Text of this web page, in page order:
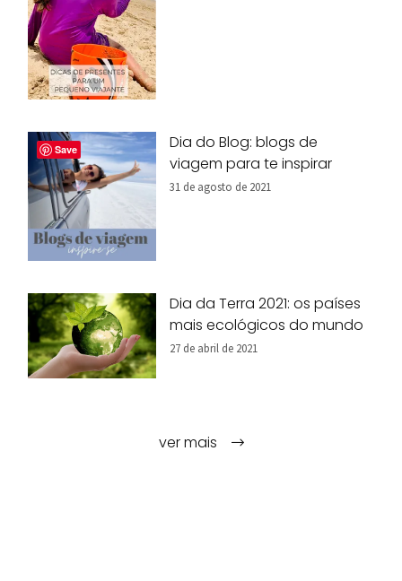
Dia do Blog: blogs de
viagem para te inspirar
31 de agosto de 2021
Dia da Terra 2021: os países
mais ecológicos do mundo
27 de abril de 2021
ver mais
Save